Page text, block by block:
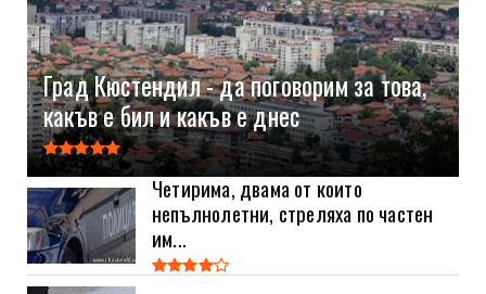
Град Кюстендил - да поговорим за това,
какъв е бил и какъв е днес
Четирима, двама от които
непълнолетни, стреляха по частен
им...